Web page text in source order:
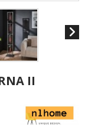
II